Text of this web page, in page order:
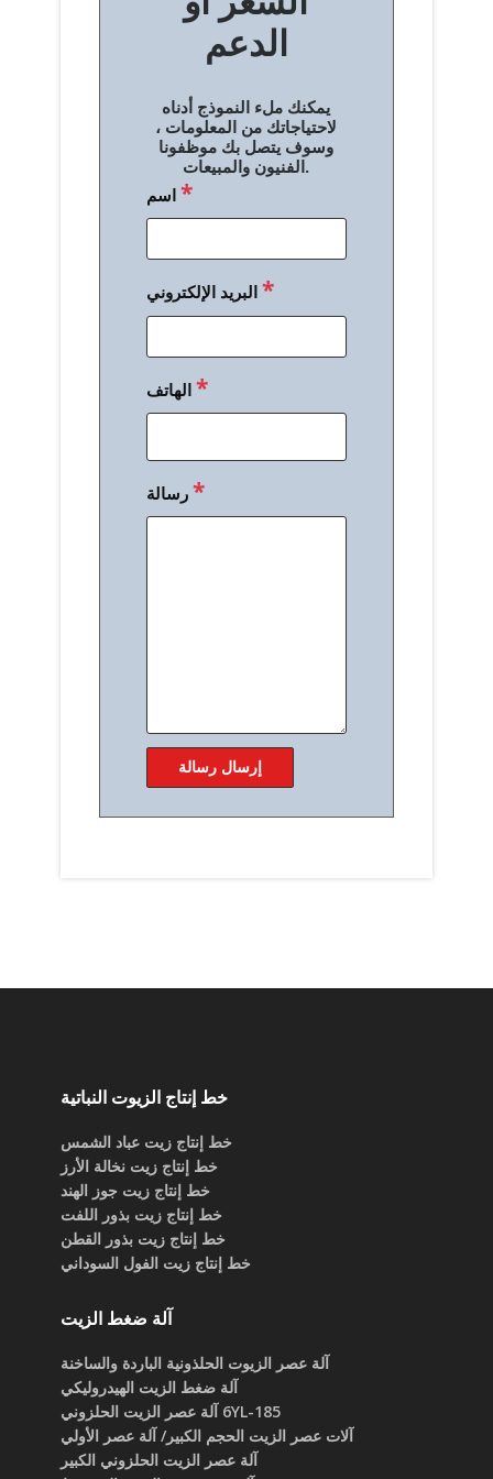
الدعم
يمكنك ملء النموذج أدناه
لاحتياجاتك من المعلومات ،
وسوف يتصل بك موظفونا
الفنيون والمبيعات.
اسم*
البريد الإلكتروني*
الهاتف*
رسالة*
خط إنتاج الزيوت النباتية
خط إنتاج زيت عباد الشمس
خط إنتاج زيت نخالة الأرز
خط إنتاج زيت جوز الهند
خط إنتاج زيت بذور اللفت
خط إنتاج زيت بذور القطن
خط إنتاج زيت الفول السوداني
آلة ضغط الزيت
آلة عصر الزيوت الحلذونية الباردة والساخنة
آلة ضغط الزيت الهيدروليكي
6YL-185 آلة عصر الزيت الحلزوني
آلات عصر الزيت الحجم الكبير/ آلة عصر الأولي
آلة عصر الزيت الحلزوني الكبير